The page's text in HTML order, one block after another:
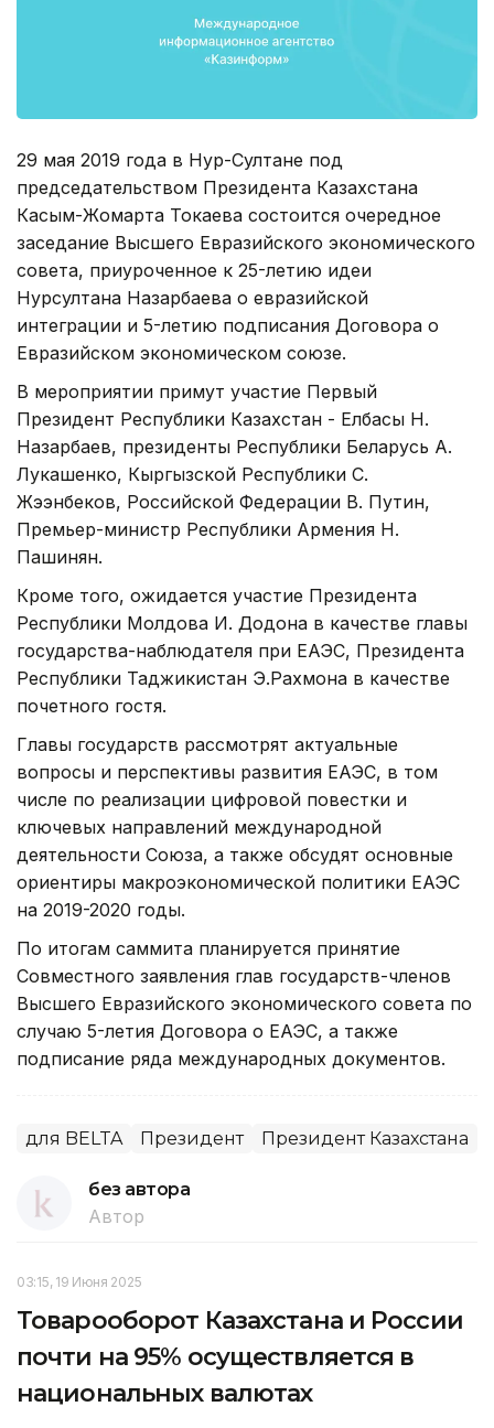
29 мая 2019 года в Нур-Султане под
председательством Президента Казахстана
Касым-Жомарта Токаева состоится очередное
заседание Высшего Евразийского экономического
совета, приуроченное к 25-летию идеи
Нурсултана Назарбаева о евразийской
интеграции и 5-летию подписания Договора о
Евразийском экономическом союзе.
В мероприятии примут участие Первый
Президент Республики Казахстан - Елбасы Н.
Назарбаев, президенты Республики Беларусь А.
Лукашенко, Кыргызской Республики С.
Жээнбеков, Российской Федерации В. Путин,
Премьер-министр Республики Армения Н.
Пашинян.
Кроме того, ожидается участие Президента
Республики Молдова И. Додона в качестве главы
государства-наблюдателя при ЕАЭС, Президента
Республики Таджикистан Э.Рахмона в качестве
почетного гостя.
Главы государств рассмотрят актуальные
вопросы и перспективы развития ЕАЭС, в том
числе по реализации цифровой повестки и
ключевых направлений международной
деятельности Союза, а также обсудят основные
ориентиры макроэкономической политики ЕАЭС
на 2019-2020 годы.
По итогам саммита планируется принятие
Совместного заявления глав государств-членов
Высшего Евразийского экономического совета по
случаю 5-летия Договора о ЕАЭС, а также
подписание ряда международных документов.
для BELTA Президент Президент Казахстана
без автора
Автор
03:15, 19 Июня 2025
Товарооборот Казахстана и России
почти на 95% осуществляется в
национальных валютах